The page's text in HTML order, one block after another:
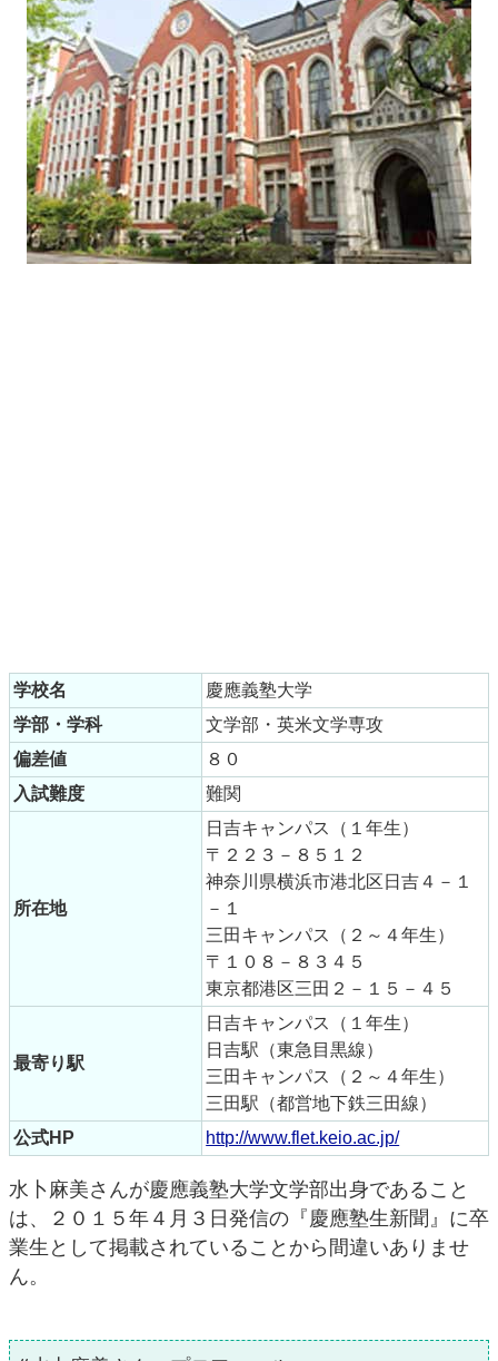
学校名
慶應義塾大学
学部・学科
文学部・英米文学専攻
偏差値
８０
入試難度
難関
所在地
日吉キャンパス（１年生）
〒２２３－８５１２
神奈川県横浜市港北区日吉４－１
－１
三田キャンパス（２～４年生）
〒１０８－８３４５
東京都港区三田２－１５－４５
最寄り駅
日吉キャンパス（１年生）
日吉駅（東急目黒線）
三田キャンパス（２～４年生）
三田駅（都営地下鉄三田線）
公式HP
http://www.flet.keio.ac.jp/
水卜麻美さんが慶應義塾大学文学部出身であること
は、２０１５年４月３日発信の『慶應塾生新聞』に卒
業生として掲載されていることから間違いありませ
ん。